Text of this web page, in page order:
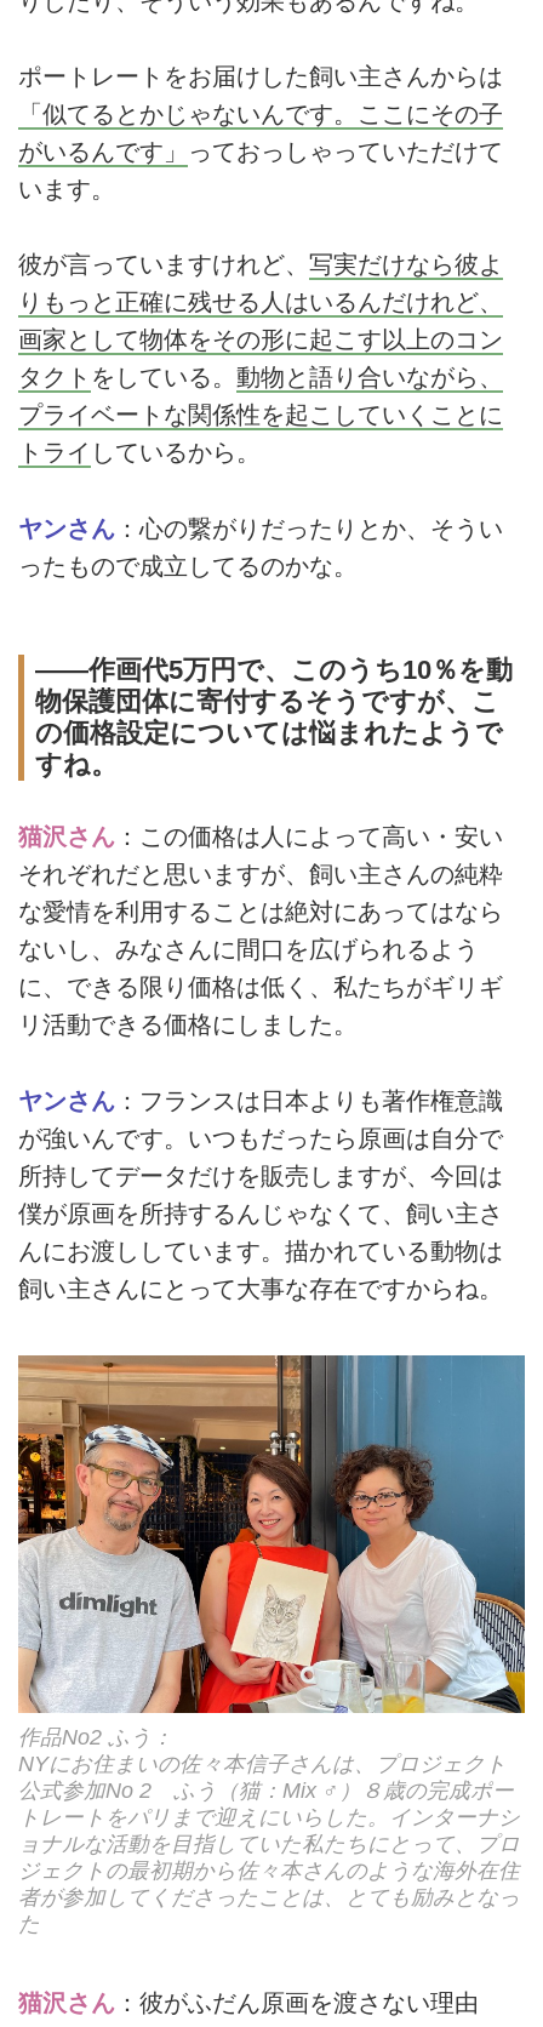
ポートレートをお届けした飼い主さんからは
「似てるとかじゃないんです。ここにその子
がいるんです」
っておっしゃっていただけて
います。
彼が言っていますけれど、 写実だけなら彼よ
りもっと正確に残せる人はいるんだけれど、
画家として物体をその形に起こす以上のコン
タクト をしている。 動物と語り合いながら、
プライベートな関係性を起こしていくことに
トライ しているから。
ヤンさん ：心の繋がりだったりとか、そうい
ったもので成立してるのかな。
――作画代5万円で、このうち10％を動
物保護団体に寄付するそうですが、こ
の価格設定については悩まれたようで
すね。
猫沢さん ：この価格は人によって高い・安い
それぞれだと思いますが、飼い主さんの純粋
な愛情を利用することは絶対にあってはなら
ないし、みなさんに間口を広げられるよう
に、できる限り価格は低く、私たちがギリギ
リ活動できる価格にしました。
ヤンさん ：フランスは日本よりも著作権意識
が強いんです。いつもだったら原画は自分で
所持してデータだけを販売しますが、今回は
僕が原画を所持するんじゃなくて、飼い主さ
んにお渡ししています。描かれている動物は
飼い主さんにとって大事な存在ですからね。
作品No2 ふう：
NYにお住まいの佐々本信子さんは、プロジェクト
公式参加No 2 ふう（猫：Mix ♂）８歳の完成ポー
トレートをパリまで迎えにいらした。インターナシ
ョナルな活動を目指していた私たちにとって、プロ
ジェクトの最初期から佐々本さんのような海外在住
者が参加してくださったことは、とても励みとなっ
た
猫沢さん ：彼がふだん原画を渡さない理由